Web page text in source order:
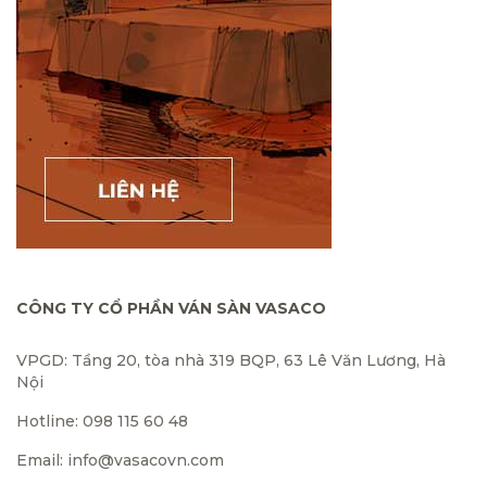
CÔNG TY CỔ PHẦN VÁN SÀN VASACO
VPGD: Tầng 20, tòa nhà 319 BQP, 63 Lê Văn Lương, Hà
Nội
Hotline: 098 115 60 48
Email: info@vasacovn.com